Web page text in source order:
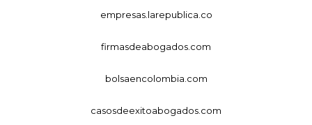
empresas.larepublica.co
firmasdeabogados.com
bolsaencolombia.com
casosdeexitoabogados.com